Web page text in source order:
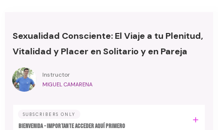
Sexualidad Consciente: El Viaje a tu Plenitud,
Vitalidad y Placer en Solitario y en Pareja
Instructor
MIGUEL CAMARENA
SUBSCRIBERS ONLY
BIENVENIDA - IMPORTANTE ACCEDER AQUÍ PRIMERO